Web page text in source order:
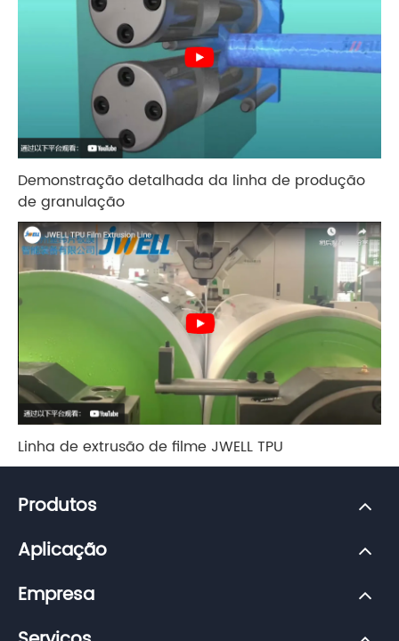
Demonstração detalhada da linha de produção
de granulação
Linha de extrusão de filme JWELL TPU
Produtos
Aplicação
Empresa